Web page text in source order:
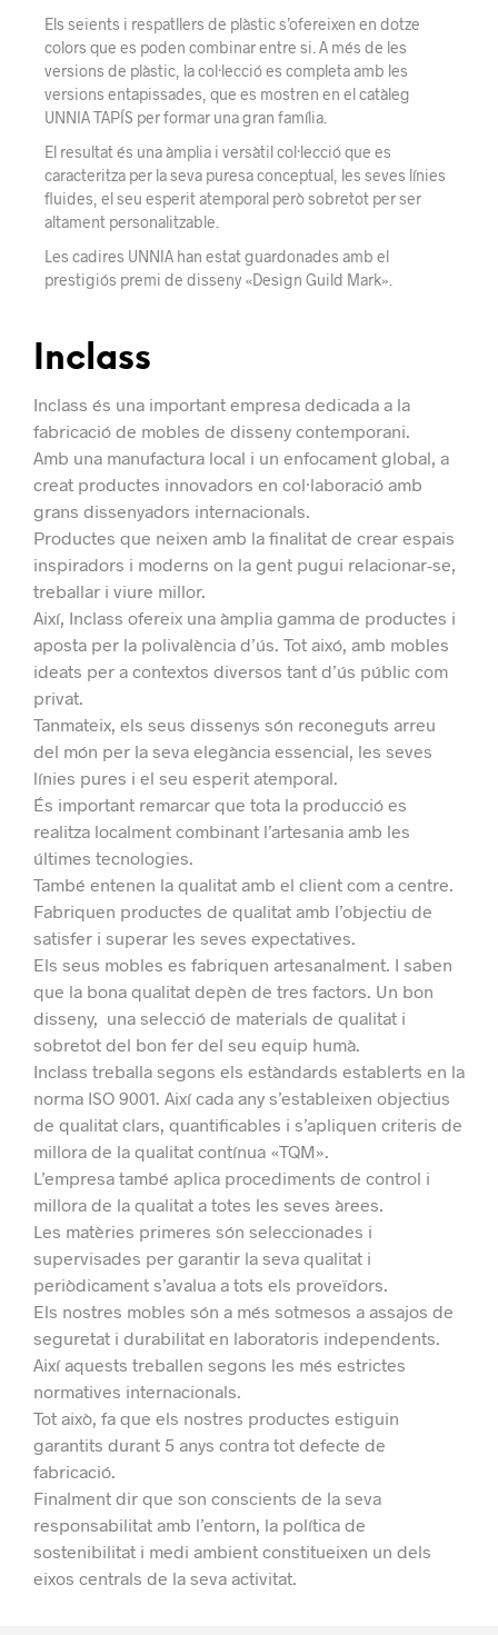
Els seients i respatllers de plàstics’ofereixen en dotze
colors que es poden combinar entre si. A més de les
versions de plàstic , la col·leccióes completa amb les
versions entapissades, que es mostren en el catàleg
UNNIATAPÍS per formar una gran família.
El resultat és una àmplia i versàtil col·lecció que es
caracteritza per la seva puresa conceptual, les seves línies
fluides, el seu esperit atemporal però sobretot per ser
altament personalitzable.
Les cadires UNNIA han estatguardonades amb el
prestigiós premi de disseny «Design Guild Mark».
Inclass
Inclass és una important empresa dedicada a la
fabricació de mobles de disseny contemporani.
Amb una manufactura local i un enfocament global, a
creat productes innovadors en col·laboració amb
grans dissenyadors internacionals.
Productes que neixen amb la finalitat de crear espais
inspiradors i moderns on la gent pugui relacionar-se,
treballar i viure millor.
Així, Inclass ofereix una àmplia gamma de productes i
aposta per la polivalència d’ús. Tot aixó, amb mobles
ideats per a contextos diversos tant d’ús públic com
privat.
Tanmateix, els seus dissenys són reconeguts arreu
del món per la seva elegància essencial, les seves
línies pures i el seu esperit atemporal.
És important remarcar que tota la producció es
realitza localment combinant l’artesania amb les
últimes tecnologies.
També entenen la qualitat amb el client com a centre.
Fabriquen productes de qualitat amb l’objectiu de
satisfer i superar les seves expectatives.
Els seus mobles es fabriquen artesanalment. I saben
que la bona qualitat depèn de tres factors. Un bon
disseny, una selecció de materials de qualitat i
sobretot del bon fer del seu equip humà.
Inclass treballa segons els estàndards establerts en la
norma ISO 9001. Així cada any s’estableixen objectius
de qualitat clars, quantificables i s’apliquen criteris de
millora de la qualitat contínua «TQM».
L’empresa també aplica procediments de control i
millora de la qualitat a totes les seves àrees.
Les matèries primeres són seleccionades i
supervisades per garantir la seva qualitat i
periòdicament s’avalua a tots els proveïdors.
Els nostres mobles són a més sotmesos a assajos de
seguretat i durabilitat en laboratoris independents.
Així aquests treballen segons les més estrictes
normatives internacionals.
Tot això, fa que els nostres productes estiguin
garantits durant 5 anys contra tot defecte de
fabricació.
Finalment dir que son conscients de la seva
responsabilitat amb l’entorn, la política de
sostenibilitat i medi ambient constitueixen un dels
eixos centrals de la seva activitat.